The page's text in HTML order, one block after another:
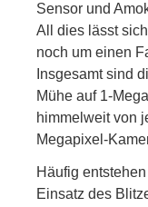
Sensor und
All dies lässt
noch um einen
Insgesamt sind
Mühe auf 1-
himmelweit von
Megapixel-
Häufig
Einsatz des